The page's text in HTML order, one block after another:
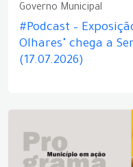
Governo Municipal
#Podcast –
Olhares" chega a
(17.07.2026)